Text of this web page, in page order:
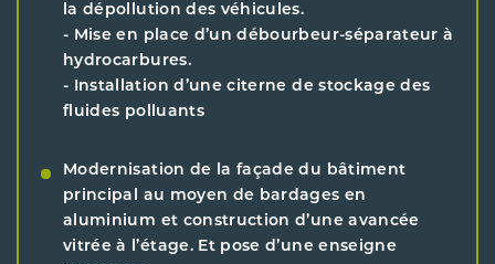
la dépollution des véhicules.
- Mise en place d’un débourbeur-séparateur à
hydrocarbures.
- Installation d’une citerne de stockage des
fluides polluants
Modernisation de la façade du bâtiment
principal au moyen de bardages en
aluminium et construction d’une avancée
vitrée à l’étage. Et pose d’une enseigne